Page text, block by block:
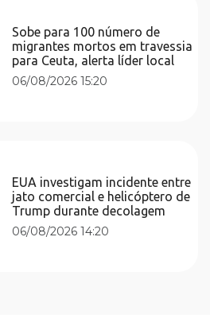
Sobe para 100 número de
migrantes mortos em travessia
para Ceuta, alerta líder local
06/08/2026 15:20
EUA investigam incidente entre
jato comercial e helicóptero de
Trump durante decolagem
06/08/2026 14:20